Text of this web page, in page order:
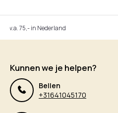
v.a. 75,- in Nederland
Kunnen we je helpen?
Bellen
+31641045170